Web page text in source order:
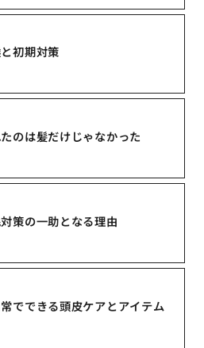
初期対策
のは髪だけじゃなかった
策の一助となる理由
でできる頭皮ケアとアイテム